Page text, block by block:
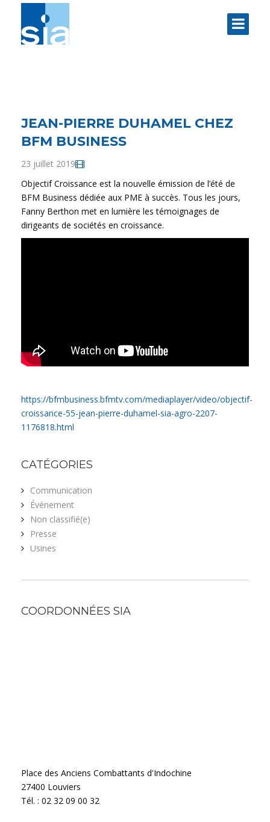
JEAN-PIERRE DUHAMEL CHEZ
BFM BUSINESS
23 juillet 2019
Objectif Croissance est la nouvelle émission de l’été de
BFM Business dédiée aux PME à succès. Tous les jours,
Fanny Berthon met en lumière les témoignages de
dirigeants de sociétés en croissance.
https://bfmbusiness.bfmtv.com/mediaplayer/video/objectif-
croissance-55-jean-pierre-duhamel-sia-agro-2207-
1176818.html
CATÉGORIES
Communication
Événement
Non classifié(e)
Presse
Usines
COORDONNÉES SIA
Place des Anciens Combattants d'Indochine
27400 Louviers
Tél. : 02 32 09 00 32